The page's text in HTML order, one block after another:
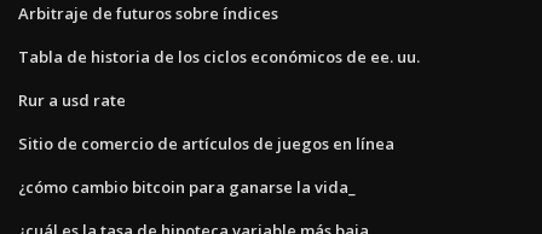
Arbitraje de futuros sobre índices
Tabla de historia de los ciclos económicos de ee. uu.
Rur a usd rate
Sitio de comercio de artículos de juegos en línea
¿cómo cambio bitcoin para ganarse la vida_